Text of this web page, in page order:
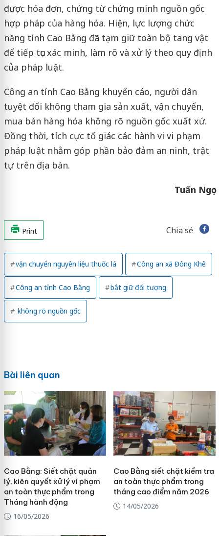
được hóa đơn, chứng từ chứng minh nguồn gốc
hợp pháp của hàng hóa. Hiện, lực lượng chức
năng tỉnh Cao Bằng đã tạm giữ toàn bộ tang vật
để tiếp tục xác minh, làm rõ và xử lý theo quy định
của pháp luật.
Công an tỉnh Cao Bằng khuyến cáo, người dân
tuyệt đối không tham gia sản xuất, vận chuyển,
mua bán hàng hóa không rõ nguồn gốc xuất xứ.
Đồng thời, tích cực tố giác các hành vi vi phạm
pháp luật nhằm góp phần bảo đảm an ninh, trật
tự trên địa bàn.
Tuấn Ngọc
Print Chia sẻ
vận chuyển nguyên liệu thuốc lá Công an xã Đông Khê
Công an tỉnh Cao Bằng bắt giữ đối tượng
không rõ nguồn gốc
Bài liên quan
Cao Bằng: Siết chặt quản
lý, kiên quyết xử lý vi phạm
an toàn thực phẩm trong
Tháng hành động
16/05/2026
Cao Bằng siết chặt kiểm tra
an toàn thực phẩm trong
tháng cao điểm năm 2026
14/05/2026